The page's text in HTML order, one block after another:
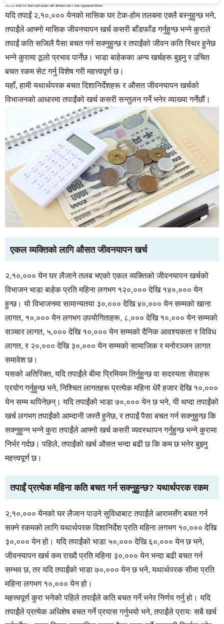
२१०,००० येनको घर लैजान पाउने तलबको लागि जीवनयापन खर्च र बचत अनुमानहरूको विभाजन
यदि तपाईं २,१०,००० येनको मासिक घर टेक-होम तलबमा एक्लै बस्नुहुन्छ भने,
तपाईंले आफ्नो मासिक जीवनयापन खर्च कसरी बाँडफाँड गर्नुहुन्छ भन्ने कुराले
तपाईं कति सजिलै पैसा बचत गर्न सक्नुहुन्छ र तपाईंको जीवन कति स्थिर हुनेछ
भन्ने कुरामा ठूलो प्रभाव पार्नेछ। भाडा बाहेकका अन्य खर्चहरू बुझ्नु र उचित
बचत रकम सेट गर्नु विशेष गरी महत्त्वपूर्ण छ।
यहाँ, हामी यथार्थपरक बचत दिशानिर्देशहरू र औसत जीवनयापन खर्चको
विभाजनको आधारमा तपाईंको खर्च कसरी सन्तुलन गर्ने भनेर व्याख्या गर्नेछौं।
एकल व्यक्तिको लागि औसत जीवनयापन खर्च
२,१०,००० येन घर लैजाने तलब भएको एकल व्यक्तिको जीवनयापन खर्चको
विभाजन भाडा बाहेक प्रति महिना लगभग १२०,००० देखि १४०,००० येन
हुन्छ। यो विभाजनमा सामान्यतया ३०,००० देखि ४०,००० येन सम्मको खाना
लागत, १०,००० येन लगभग उपयोगिताहरू, ८,००० देखि १०,००० येन सम्मको
सञ्चार लागत, ५,००० देखि १०,००० येन सम्मको दैनिक आवश्यकता र विविध
लागत, र २०,००० देखि ३०,००० येन सम्मको सामाजिक र मनोरञ्जन लागत
समावेश छ।
यसको अतिरिक्त, यदि तपाईंले बीमा प्रिमियम तिर्नुहुन्छ वा सदस्यता सेवाहरू
प्रयोग गर्नुहुन्छ भने, निश्चित लागतहरू प्रत्येक महिना धेरै हजार देखि १०,०००
येन सम्म थपिनेछन्। यदि तपाईंको भाडा ७०,००० येन छ भने, यी थप्दा तपाईंको
खर्च लगभग तपाईंको आम्दानी जस्तै हुनेछ, र तपाईं पैसा बचत गर्न सक्नुहुन्छ कि
सक्नुहुन्न भन्ने कुरा तपाईंले आफ्नो खर्च कसरी व्यवस्थापन गर्नुहुन्छ भन्ने कुरामा
निर्भर गर्दछ। पहिले, तपाईंको खर्च औसत भन्दा बढी छ कि कम छ भनेर बुझ्नु
महत्त्वपूर्ण छ।
तपाईं प्रत्येक महिना कति बचत गर्न सक्नुहुन्छ? यथार्थपरक रकम
२,१०,००० येनको घर लैजान पाउने सुविधाबाट तपाईंले आरामसँग बचत गर्न
सक्ने रकमको लागि यथार्थपरक दिशानिर्देश प्रति महिना लगभग १०,००० देखि
३०,००० येन हो। यदि तपाईंको भाडा ५०,००० देखि ६०,००० येन छ भने,
जीवनयापन खर्च कम राख्दै प्रति महिना ३०,००० येन भन्दा बढी बचत गर्न
सम्भव छ, तर यदि तपाईंको भाडा ७०,००० येन छ भने, यथार्थपरक सीमा प्रति
महिना लगभग १०,००० येन हो।
महत्त्वपूर्ण कुरा भनेको पहिले तपाईंले कति बचत गर्ने भनेर निर्णय गर्नु हो। यदि
तपाईंले प्रत्येक अधिशेष बचत गर्ने प्रयास गर्नुभयो भने, तपाईंले प्रायः सबै खर्च
कोठा खोज्ने ग्राहकहरूको लागि
03-6712-4346